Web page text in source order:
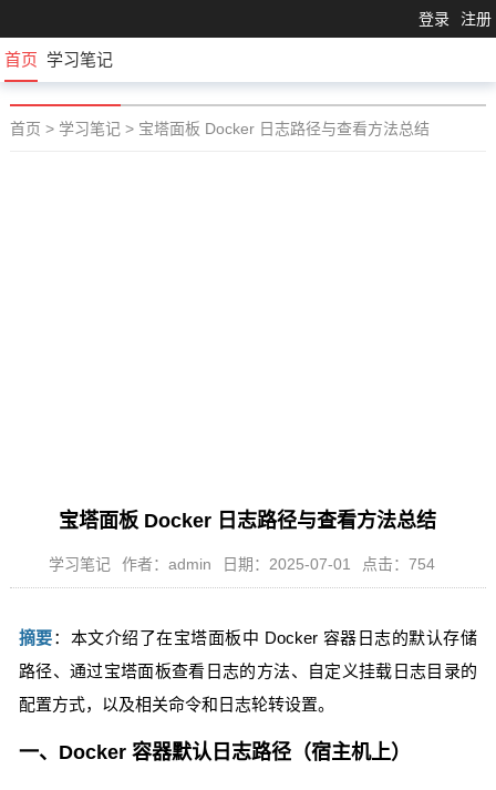
登录 注册
首页 学习笔记
首页 > 学习笔记 > 宝塔面板 Docker 日志路径与查看方法总结
宝塔面板 Docker 日志路径与查看方法总结
学习笔记 作者：admin 日期：2025-07-01 点击：754
摘要：本文介绍了在宝塔面板中 Docker 容器日志的默认存储
路径、通过宝塔面板查看日志的方法、自定义挂载日志目录的
配置方式，以及相关命令和日志轮转设置。
一、Docker 容器默认日志路径（宿主机上）